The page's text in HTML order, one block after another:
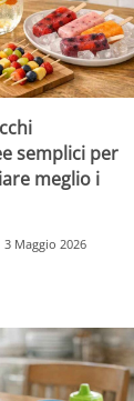
semplici per
meglio i
3 Maggio 2026